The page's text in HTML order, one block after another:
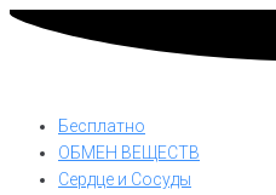
Бесплатно
ОБМЕН ВЕЩЕСТВ
Сердце и Сосуды